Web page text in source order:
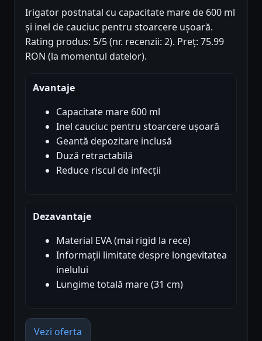
Irigator postnatal cu capacitate mare de 600 ml
și inel de cauciuc pentru stoarcere ușoară.
Rating produs: 5/5 (nr. recenzii: 2). Preț: 75.99
RON (la momentul datelor).
Avantaje
Capacitate mare 600 ml
Inel cauciuc pentru stoarcere ușoară
Geantă depozitare inclusă
Duză retractabilă
Reduce riscul de infecții
Dezavantaje
Material EVA (mai rigid la rece)
Informații limitate despre longevitatea
inelului
Lungime totală mare (31 cm)
Vezi oferta